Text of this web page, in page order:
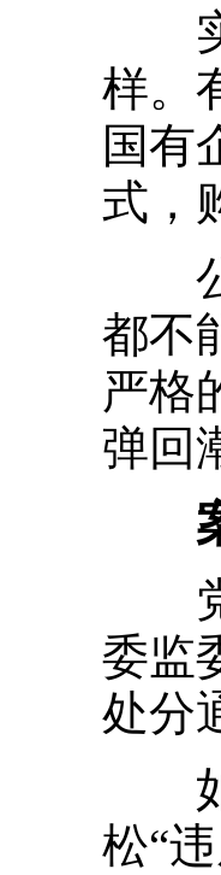
实
样。
国有
式，
公
都不
严格
弹回
党
委监
处分
如
松“